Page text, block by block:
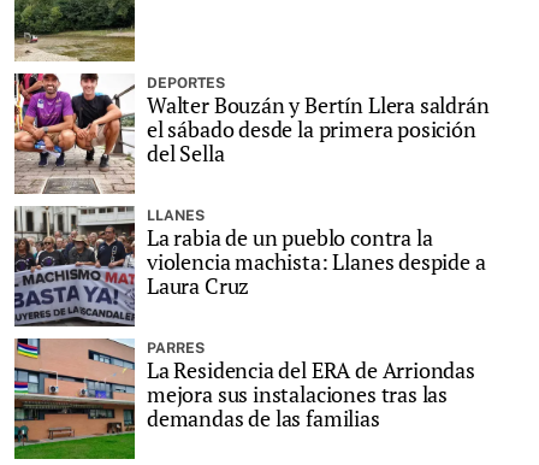
DEPORTES
Walter Bouzán y Bertín Llera saldrán
el sábado desde la primera posición
del Sella
LLANES
La rabia de un pueblo contra la
violencia machista: Llanes despide a
Laura Cruz
PARRES
La Residencia del ERA de Arriondas
mejora sus instalaciones tras las
demandas de las familias